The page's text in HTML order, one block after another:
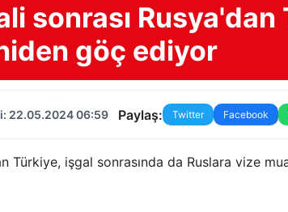
sonrası
göç ediyor
22.05.2024 06:59 Paylaş: Twitter Facebook
Türkiye, işgal sonrasında da Ruslara vize